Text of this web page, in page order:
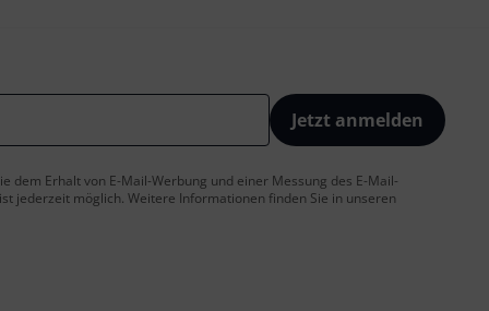
Jetzt anmelden
dem Erhalt von E-Mail-Werbung und einer Messung des E-Mail-
jederzeit möglich. Weitere Informationen finden Sie in unseren